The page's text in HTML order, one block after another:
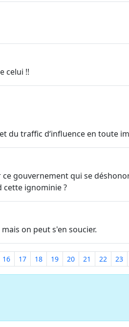
celui !!
du traffic d‘influence en toute
gouvernement qui se
cette ignominie ?
mais on peut s'en soucier.
16 17 18 19 20 21 22 23